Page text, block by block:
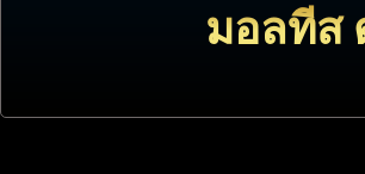
มอลทีส